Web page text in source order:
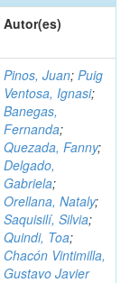
Autor(es)
Pinos, Juan; Puig
Ventosa, Ignasi;
Banegas,
Fernanda;
Quezada, Fanny;
Delgado,
Gabriela;
Orellana, Nataly;
Saquisilí, Silvia;
Quindi, Toa;
Chacón Vintimilla,
Gustavo Javier